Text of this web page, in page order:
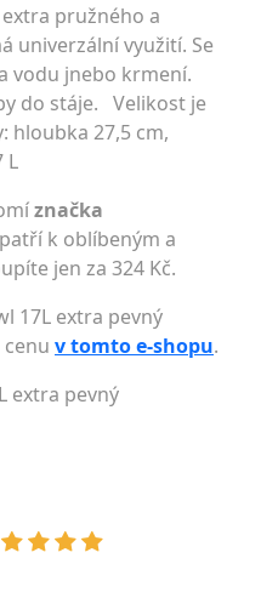
pružného a
univerzální využití. Se
vodu jnebo krmení.
do stáje. Velikost je
hloubka 27,5 cm,
L
značka
k oblíbeným a
jen za 324 Kč.
17L extra pevný
v tomto e-shopu.
extra pevný